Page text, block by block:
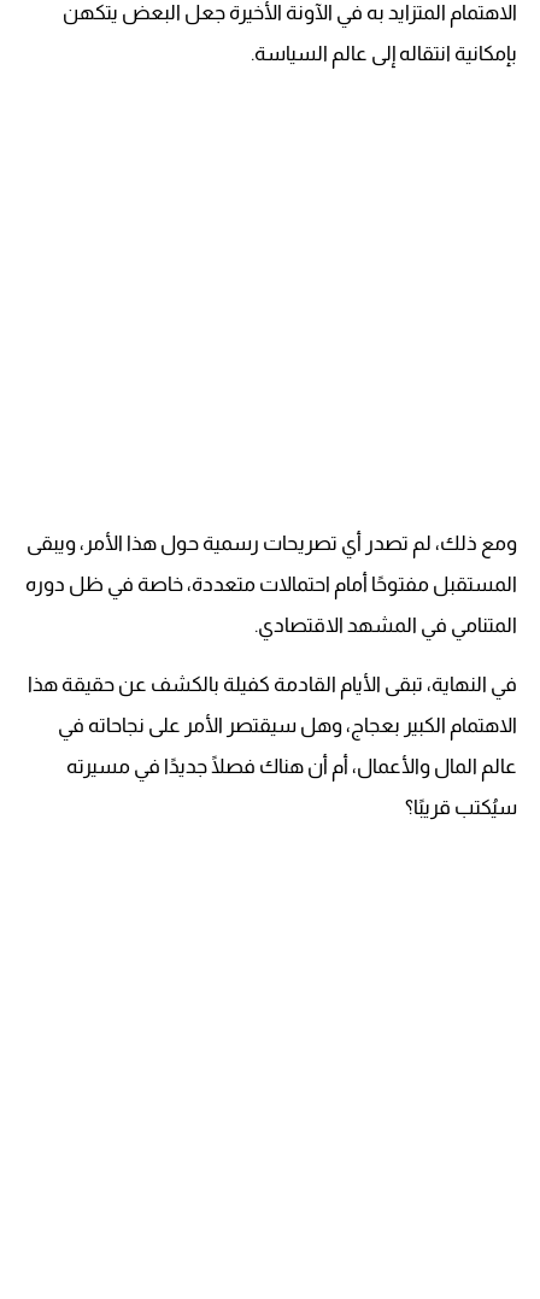
الاهتمام المتزايد به في الآونة الأخيرة جعل البعض يتكهن
بإمكانية انتقاله إلى عالم السياسة.
ومع ذلك، لم تصدر أي تصريحات رسمية حول هذا الأمر، ويبقى
المستقبل مفتوحًا أمام احتمالات متعددة، خاصة في ظل دوره
المتنامي في المشهد الاقتصادي.
في النهاية، تبقى الأيام القادمة كفيلة بالكشف عن حقيقة هذا
الاهتمام الكبير بعجاج، وهل سيقتصر الأمر على نجاحاته في
عالم المال والأعمال، أم أن هناك فصلًا جديدًا في مسيرته
سيُكتب قريبًا؟